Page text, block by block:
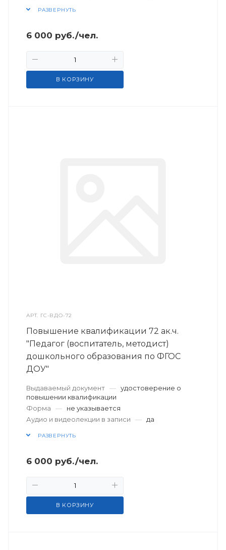
РАЗВЕРНУТЬ
6 000 руб./чел.
В КОРЗИНУ
АРТ. ГС-ВДО-72
Повышение квалификации 72 ак.ч.
"Педагог (воспитатель, методист)
дошкольного образования по ФГОС
ДОУ"
Выдаваемый документ — удостоверение о
повышении квалификации
Форма
—
не указывается
Аудио и видеолекции в записи
— да
РАЗВЕРНУТЬ
6 000 руб./чел.
В КОРЗИНУ